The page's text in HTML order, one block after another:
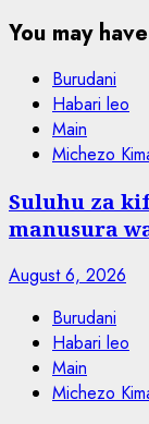
You may
Burudani
Habari leo
Main
Michezo
Suluhu za
manusura
August 6, 2026
Burudani
Habari leo
Main
Michezo